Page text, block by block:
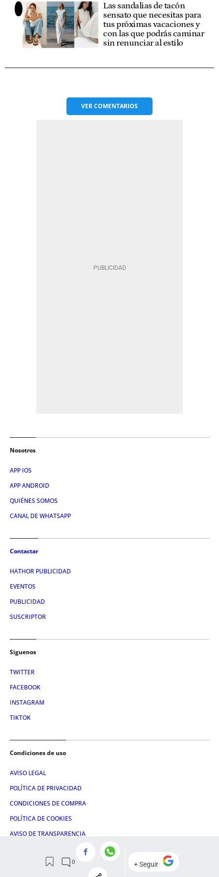
Las sandalias de tacón
sensato que necesitas para
tus próximas vacaciones y
con las que podrás caminar
sin renunciar al estilo
VERCOMENTARIOS
Nosotros
APP IOS
APP ANDROID
QUIÉNES SOMOS
CANAL DE WHATSAPP
Contactar
HATHOR PUBLICIDAD
EVENTOS
PUBLICIDAD
SUSCRIPTOR
Síguenos
TWITTER
FACEBOOK
INSTAGRAM
TIKTOK
Condiciones de uso
AVISO LEGAL
POLÍTICA DE PRIVACIDAD
CONDICIONES DE COMPRA
POLÍTICA DE COOKIES
AVISO DE TRANSPARENCIA